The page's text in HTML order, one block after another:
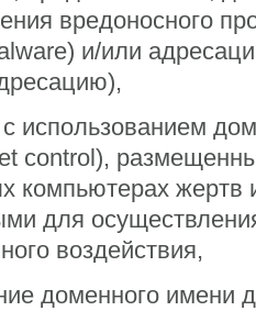
вредоносного
и/или
использованием
control),
компьютерах жертв
для
воздействия,
доменного имени